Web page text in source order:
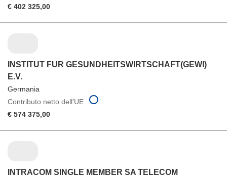
€ 402 325,00
INSTITUT FUR GESUNDHEITSWIRTSCHAFT(GEWI)
E.V.
Germania
Contributo netto dell'UE
€ 574 375,00
INTRACOM SINGLE MEMBER SA TELECOM